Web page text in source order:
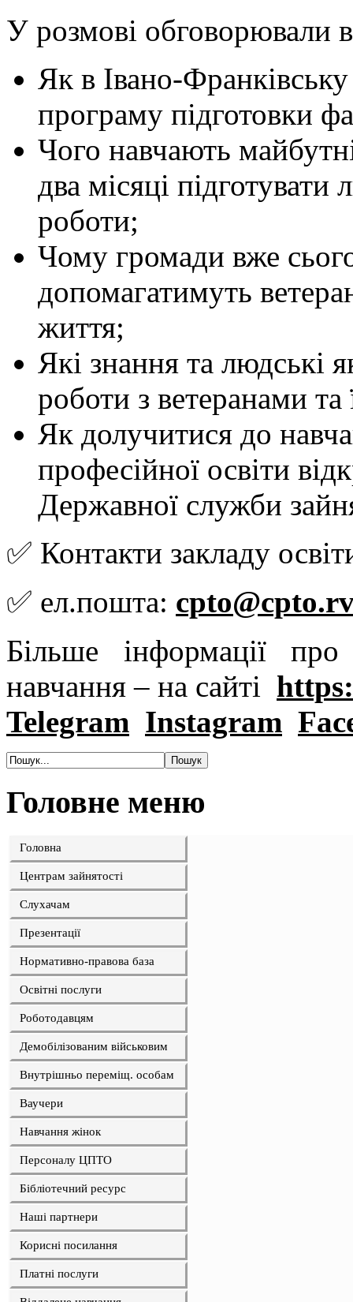
У розмові обговорювали
Як в Івано-
програму підготовки
Чого навчають
два місяці
роботи;
Чому громади вже
допомагатимуть
життя;
Які знання та людські
роботи з ветеранами
Як долучитися до
професійної освіти
Державної служби
✅ Контакти закладу
✅ ел.пошта:
Більше інформації
навчання – на сайті
Telegram Instagram
Головне меню
Головна
Центрам зайнятості
Слухачам
Презентації
Нормативно-правова база
Освітні послуги
Роботодавцям
Демобілізованим військовим
Внутрішньо переміщ. особам
Ваучери
Навчання жінок
Персоналу ЦПТО
Бібліотечний ресурс
Наші партнери
Корисні посилання
Платні послуги